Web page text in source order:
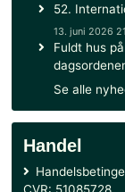
Adj.Sof (OR-8)
Nyheder
25. juli
HPRD i
52.